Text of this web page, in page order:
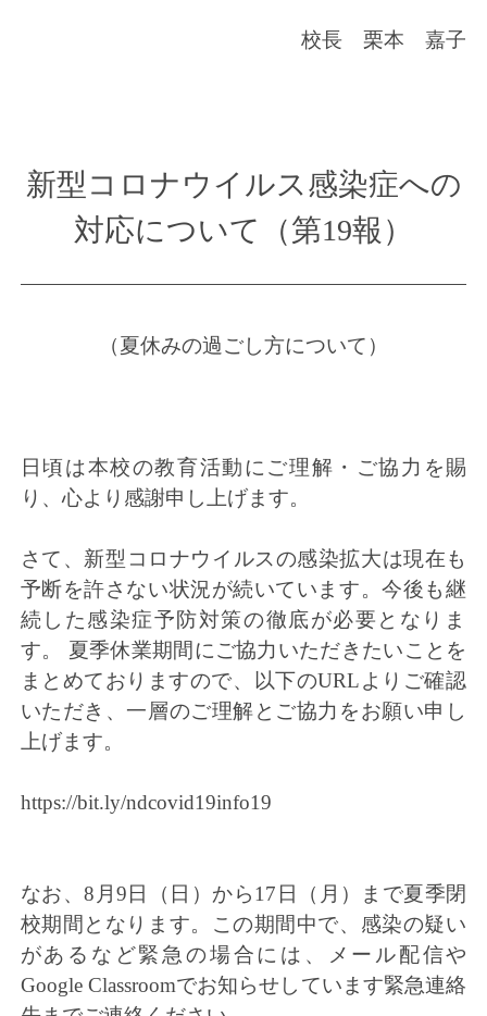
校長 栗本 嘉子
新型コロナウイルス感染症への
対応について（第19報）
（夏休みの過ごし方について）
日頃は本校の教育活動にご理解・ご協力を賜
り、心より感謝申し上げます。
さて、新型コロナウイルスの感染拡大は現在も
予断を許さない状況が続いています。今後も継
続した感染症予防対策の徹底が必要とな りま
す。 夏季休業期間にご協力いただきたいことを
まとめておりますので、
以下のURLよりご確認
いただき、一層のご理解とご協力をお願い申し
上げます。
https://bit.ly/ndcovid19info19
なお、8月9日（日）から17日（月）まで夏季閉
校期間となりま す。この期間中で、感染の疑い
があるなど緊急の場合には、メール配信や
Google Classroomでお知らせしています緊急連絡